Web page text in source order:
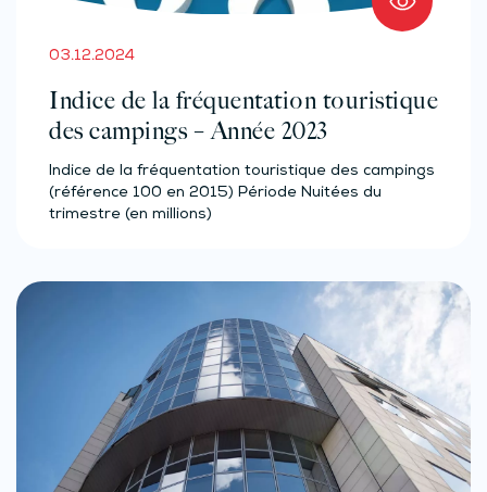
03.12.2024
Indice de la fréquentation touristique
des campings – Année 2023
Indice de la fréquentation touristique des campings
(référence 100 en 2015) Période Nuitées du
trimestre (en millions)